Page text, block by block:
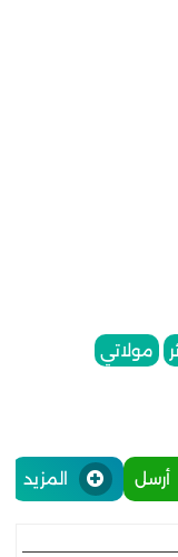
مولاتي
أرسل المزيد